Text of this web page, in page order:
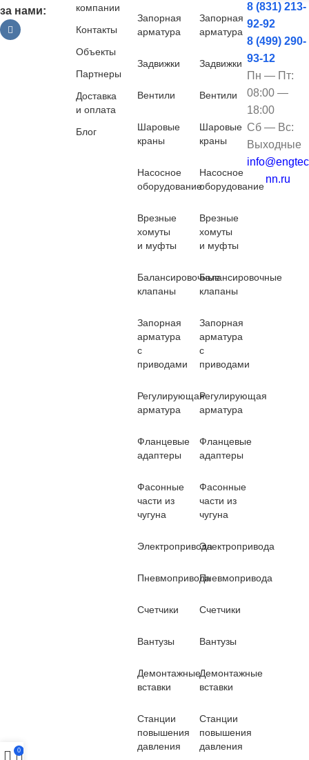
за нами:
компании
Контакты
Объекты
Партнеры
Доставка
и оплата
Блог
Запорная
арматура
Задвижки
Вентили
Шаровые
краны
Насосное
оборудование
Врезные
хомуты
и муфты
Балансировочные
клапаны
Запорная
арматура
с
приводами
Регулирующая
арматура
Фланцевые
адаптеры
Фасонные
части из
чугуна
Электропривода
Пневмопривода
Счетчики
Вантузы
Демонтажные
вставки
Станции
повышения
давления
Запорная
арматура
Задвижки
Вентили
Шаровые
краны
Насосное
оборудование
Врезные
хомуты
и муфты
Балансировочные
клапаны
Запорная
арматура
с
приводами
Регулирующая
арматура
Фланцевые
адаптеры
Фасонные
части из
чугуна
Электропривода
Пневмопривода
Счетчики
Вантузы
Демонтажные
вставки
Станции
повышения
давления
8 (831) 213-
92-92
8 (499) 290-
93-12
Пн — Пт:
08:00 —
18:00
Сб — Вс:
Выходные
nn.ru
0